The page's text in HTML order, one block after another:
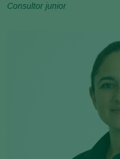
Consultor junior